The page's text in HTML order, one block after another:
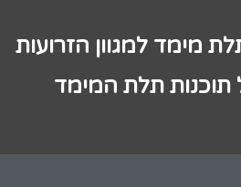
מימד למגוון הזרועות
תלת המימד